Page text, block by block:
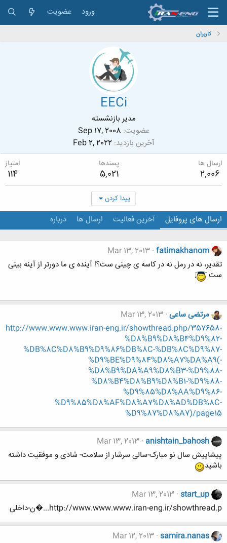
ورود عضویت
کاربران
EECi
مدیر بازنشسته
عضویت Sep 17, 2008
آخرین بازدید Feb 2, 2022
ارسال ها
2,006
پسندها
5,021
امتیاز
114
پیدا کردن
ارسال های پروفایل آخرین فعالیت ارسال ها درباره
fatimakhanom
Mar 13, 2013
تقدیر، نه در رمل نه در کاسه ی چینی ست؟! آینده ی ما دورتر از آینه بینی
ست
مرتضی ساعی Mar 13, 2013
http://www.www.www.iran-eng.ir/showthread.php/357658-
%D8%B9%D8%B4%D9%82-
%DB%8C%D8%B9%D9%86%DB%8C-%DB%8C%D9%87-
%D9%BE%D9%84%D8%A7%DA%A9(-
%D8%B9%DA%A9%D8%B3-%D9%88-
%D8%B4%D8%B9%D8%B1-%D9%88-
%D9%85%D8%AA%D9%86-
%D9%85%D8%AF%D8%A7%D8%AD%DB%8C-
%D9%87%D8%A7)/page15
anishtain_bahosh
Mar 13, 2013
پیشاپیش سال نو مبارک-سالی سرشار از سلامت- شادی و موفقیت داشته
باشید
start_up
Mar 13, 2013
http://www.www.www.iran-eng.ir/showthread.p...�ن-داخلی
samira.nanas
Mar 12, 2013